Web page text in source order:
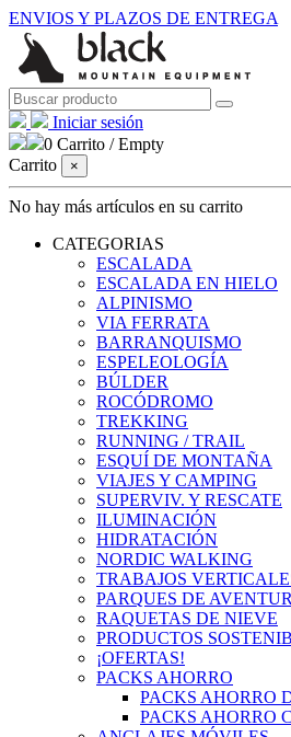
ENVIOS Y PLAZOS DE ENTREGA
Iniciar sesión
0 Carrito /Empty
Carrito
×
No hay más artículos en su carrito
CATEGORIAS
ESCALADA
ESCALADA EN HIELO
ALPINISMO
VIA FERRATA
BARRANQUISMO
ESPELEOLOGÍA
BÚLDER
ROCÓDROMO
TREKKING
RUNNING / TRAIL
ESQUÍ DE MONTAÑA
VIAJES Y CAMPING
SUPERVIV. Y RESCATE
ILUMINACIÓN
HIDRATACIÓN
NORDIC WALKING
TRABAJOS
PARQUES DE
RAQUETAS DE NIEVE
PRODUCTOS
¡OFERTAS!
PACKS AHORRO
PACKS AHORRO
PACKS AHORRO